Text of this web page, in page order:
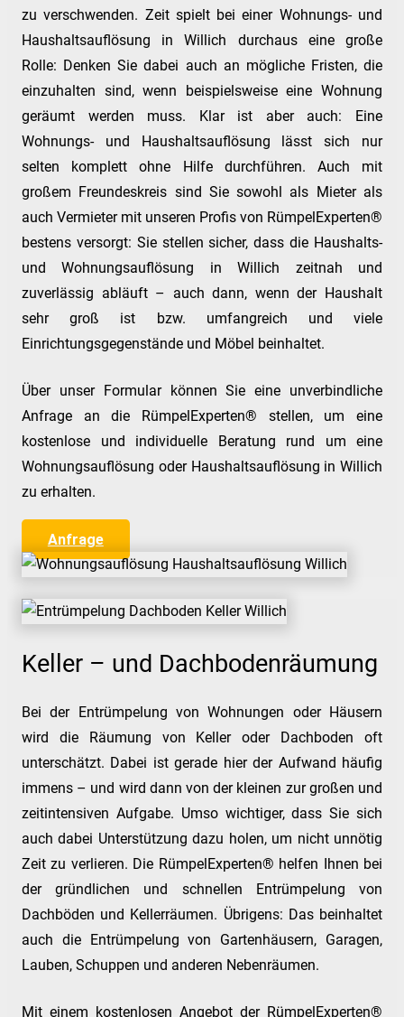
zu verschwenden. Zeit spielt bei einer Wohnungs- und
Haushaltsauflösung in Willich durchaus eine große
Rolle: Denken Sie dabei auch an mögliche Fristen, die
einzuhalten sind, wenn beispielsweise eine Wohnung
geräumt werden muss. Klar ist aber auch: Eine
Wohnungs- und Haushaltsauflösung lässt sich nur
selten komplett ohne Hilfe durchführen. Auch mit
großem Freundeskreis sind Sie sowohl als Mieter als
auch Vermieter mit unseren Profis von RümpelExperten®
bestens versorgt: Sie stellen sicher, dass die Haushalts-
und Wohnungsauflösung in Willich zeitnah und
zuverlässig abläuft – auch dann, wenn der Haushalt
sehr groß ist bzw. umfangreich und viele
Einrichtungsgegenstände und Möbel beinhaltet.
Über unser Formular können Sie eine unverbindliche
Anfrage an die RümpelExperten® stellen, um eine
kostenlose und individuelle Beratung rund um eine
Wohnungsauflösung oder Haushaltsauflösung in Willich
zu erhalten.
Anfrage
Keller – und Dachbodenräumung
Bei der Entrümpelung von Wohnungen oder Häusern
wird die Räumung von Keller oder Dachboden oft
unterschätzt. Dabei ist gerade hier der Aufwand häufig
immens – und wird dann von der kleinen zur großen und
zeitintensiven Aufgabe. Umso wichtiger, dass Sie sich
auch dabei Unterstützung dazu holen, um nicht unnötig
Zeit zu verlieren. Die RümpelExperten® helfen Ihnen bei
der gründlichen und schnellen Entrümpelung von
Dachböden und Kellerräumen. Übrigens: Das beinhaltet
auch die Entrümpelung von Gartenhäusern, Garagen,
Lauben, Schuppen und anderen Nebenräumen.
Mit einem kostenlosen Angebot der RümpelExperten®